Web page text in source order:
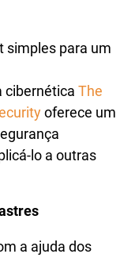
simples para um
cibernética The
oferece um
lo a outras
a ajuda dos